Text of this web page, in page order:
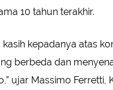
10 tahun terakhir.
kasih kepadanya atas
berbeda dan
ujar Massimo